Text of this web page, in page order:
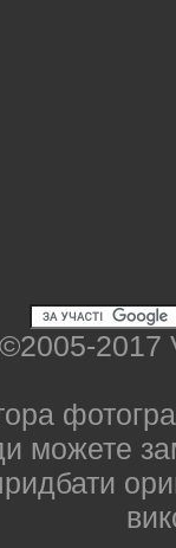
©2005-2017
можете